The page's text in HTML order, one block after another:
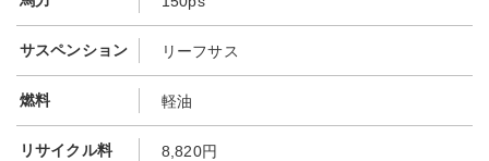
サスペンション リーフサス
燃料 軽油
リサイクル料 8,820円